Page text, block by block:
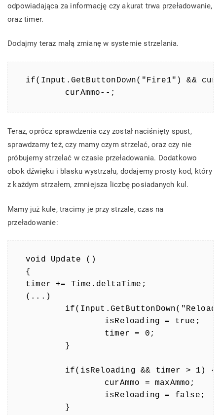
odpowiadająca za informację czy akurat trwa przeładowanie,
oraz timer.
Dodajmy teraz małą zmianę w systemie strzelania.
if(Input.GetButtonDown("Fire1") &&
Teraz, oprócz sprawdzenia czy został naciśnięty spust,
sprawdzamy też, czy mamy czym strzelać, oraz czy nie
próbujemy strzelać w czasie przeładowania. Dodatkowo
obok dźwięku i blasku wystrzału, dodajemy prosty kod, który
z każdym strzałem, zmniejsza liczbę posiadanych kul.
Mamy już kule, tracimy je przy strzale, czas na
przeładowanie:
void Update ()
{
timer += Time.deltaTime;
(...)